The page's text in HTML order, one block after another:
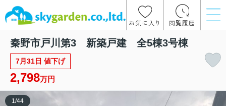
お気に入り 閲覧履歴
秦野市戸川第3 新築戸建 全5棟3号棟
7月31日 値下げ
2,798万円
1 /44